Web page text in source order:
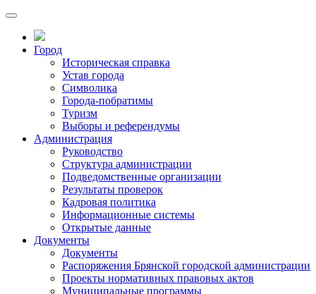
Город
Историческая справка
Устав города
Символика
Города-побратимы
Туризм
Выборы и референдумы
Администрация
Руководство
Структура администрации
Подведомственные организации
Результаты проверок
Кадровая политика
Информационные системы
Открытые данные
Документы
Документы
Распоряжения Брянской городской администрации
Проекты нормативных правовых актов
Муниципальные программы